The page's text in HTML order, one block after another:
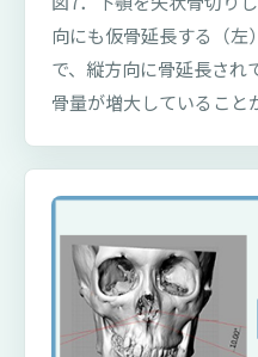
向にも仮骨延長する（
で、縦方向に骨延長され
骨量が増大していること